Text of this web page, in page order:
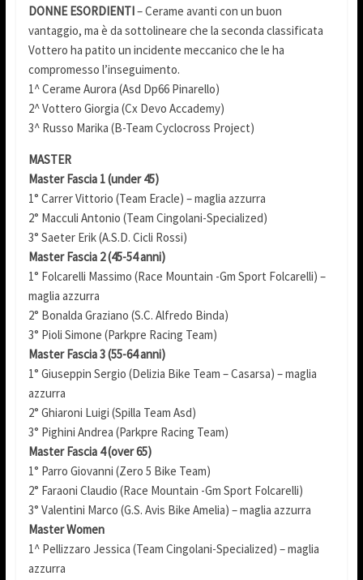
DONNE ESORDIENTI– Cerame avanti con un buon
vantaggio, ma è da sottolineare che la seconda classificata
Vottero ha patito un incidente meccanico che le ha
compromesso l’inseguimento.
1^ Cerame Aurora (Asd Dp66 Pinarello)
2^ Vottero Giorgia (Cx Devo Accademy)
3^ Russo Marika (B-Team Cyclocross Project)
MASTER
Master Fascia 1 (under 45)
1° Carrer Vittorio (Team Eracle) – maglia azzurra
2° Macculi Antonio (Team Cingolani-Specialized)
3° Saeter Erik (A.S.D. Cicli Rossi)
Master Fascia 2 (45-54 anni)
1° Folcarelli Massimo (Race Mountain -Gm Sport Folcarelli) –
maglia azzurra
2° Bonalda Graziano (S.C. Alfredo Binda)
3° Pioli Simone (Parkpre Racing Team)
Master Fascia 3 (55-64 anni)
1° Giuseppin Sergio (Delizia Bike Team – Casarsa) – maglia
azzurra
2° Ghiaroni Luigi (Spilla Team Asd)
3° Pighini Andrea (Parkpre Racing Team)
Master Fascia 4 (over 65)
1° Parro Giovanni (Zero 5 Bike Team)
2° Faraoni Claudio (Race Mountain -Gm Sport Folcarelli)
3° Valentini Marco (G.S. Avis Bike Amelia) – maglia azzurra
Master Women
1^ Pellizzaro Jessica (Team Cingolani-Specialized) – maglia
azzurra